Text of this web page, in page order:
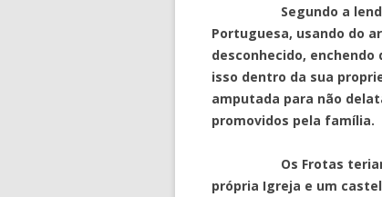
Segundo a lenda,
Portuguesa, usando do
desconhecido,
isso dentro da sua
amputada para não
promovidos pela família.
Os Frotas teriam se
própria Igreja e um